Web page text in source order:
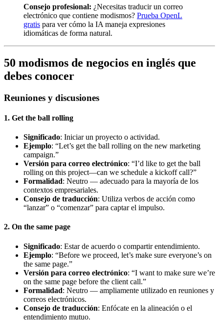
Consejo profesional: ¿Necesitas traducir un correo
electrónico que contiene modismos? Prueba OpenL
gratis para ver cómo la IA maneja expresiones
idiomáticas de forma natural.
50 modismos de negocios en inglés que
debes conocer
Reuniones y discusiones
1. Get the ball rolling
Significado: Iniciar un proyecto o actividad.
Ejemplo: “Let’s get the ball rolling on the new marketing
campaign.”
Versión para correo electrónico: “I’d like to get the ball
rolling on this project—can we schedule a kickoff call?”
Formalidad: Neutro — adecuado para la mayoría de los
contextos empresariales.
Consejo de traducción: Utiliza verbos de acción como
“lanzar” o “comenzar” para captar el impulso.
2. On the same page
Significado: Estar de acuerdo o compartir entendimiento.
Ejemplo: “Before we proceed, let’s make sure everyone’s on
the same page.”
Versión para correo electrónico: “I want to make sure we’re
on the same page before the client call.”
Formalidad: Neutro — ampliamente utilizado en reuniones y
correos electrónicos.
Consejo de traducción: Enfócate en la alineación o el
entendimiento mutuo.